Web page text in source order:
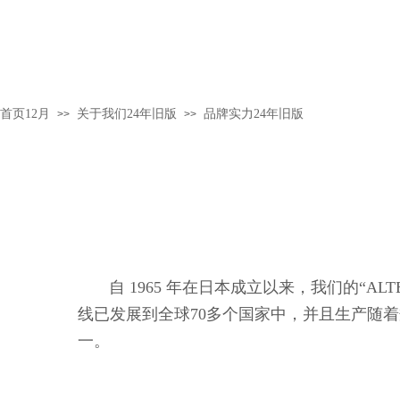
首页12月 >> 关于我们24年旧版 >> 品牌实力24年旧版
自 1965 年在日本成立以来，我们的
线已发展到全球70多个国家中，并且生产随
一。